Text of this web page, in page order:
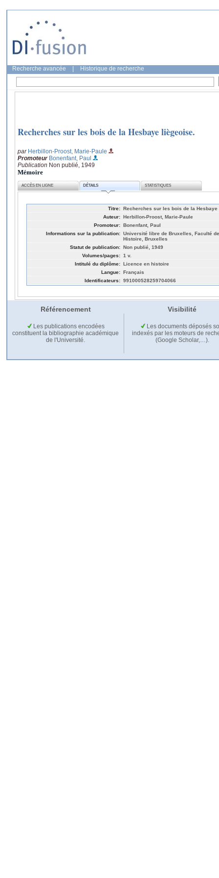
Recherche avancée Historique de recherche
Recherches sur les bois de la Hesbaye liègeoise.
par Herbillon-Proost, Marie-Paule
Promoteur Bonenfant, Paul
Publication Non publié, 1949
Mémoire
ACCÈS EN LIGNE DÉTAILS STATISTIQUES
Titre: Recherches sur les bois de la
Auteur: Herbillon-Proost, Marie-Paule
Promoteur: Bonenfant, Paul
Informations sur la publication: Université libre de Bruxelles, Faculté
Histoire, Bruxelles
Statut de publication: Non publié, 1949
Volumes/pages: 1 v.
Intitulé du diplôme: Licence en histoire
Langue: Français
Identificateurs: 991000528259704066
Référencement Visibilité
Les publications encodées
constituent la bibliographie académique
de l'Université.
Les documents déposés
indexés par les moteurs de
(Google Scholar,…).